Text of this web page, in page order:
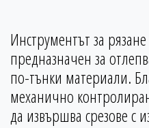
Инструментът за
предназначен за
по-тънки материали.
механично
да извършва срезове с